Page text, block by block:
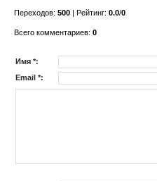
Переходов: 500| Рейтинг: 0.0/0
Всего комментариев: 0
Имя *:
Email *: